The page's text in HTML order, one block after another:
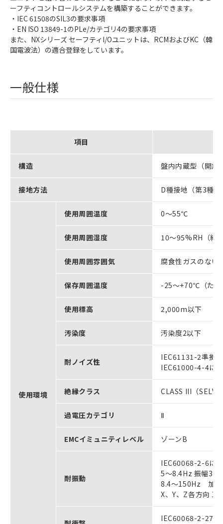
ーフティコントロールシステムを構築することができます。
・IEC 61508のSIL3の要求事項
・EN ISO 13849-1のPLe/カテゴリ4の要求事項
また、NXシリーズ セーフティI/Oユニットは、RCMおよびKC（韓
国電波法）の適合登録をしています。
一般仕様
項目
構造 盤内内蔵型（開放
接地方法 D種接地（第3種
使用環境
使用周囲温度 0～55℃
使用周囲湿度 10～95%RH（結
使用周囲雰囲気 腐食性ガスのない
保存周囲温度 -25～+70℃（ただ
使用標高 2,000m以下
汚染度 汚染度2以下
耐ノイズ性
IEC61131-2準拠
IEC61000-4-4に
絶縁クラス CLASS III（SELV）
過電圧カテゴリ Ⅱ
EMCイミュニティレベル ゾーンB
耐振動
IEC60068-2-6に
5～8.4Hz 振幅
8.4～150Hz 加
X、Y、Z各方向
IEC60068-2-27に